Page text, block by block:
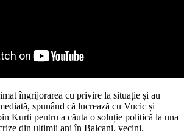
îngrijorarea cu privire la situație și au
spunând că lucrează cu Vucic și
Kurti pentru a căuta o soluție politică la una
din ultimii ani în Balcani. vecini.